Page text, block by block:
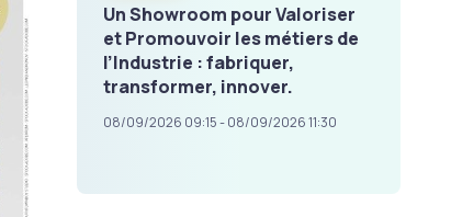
Un Showroom pour Valoriser
et Promouvoir les métiers de
l’Industrie : fabriquer,
transformer, innover.
08/09/2026 09:15 - 08/09/2026 11:30